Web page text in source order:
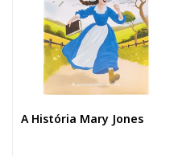
A História Mary Jones